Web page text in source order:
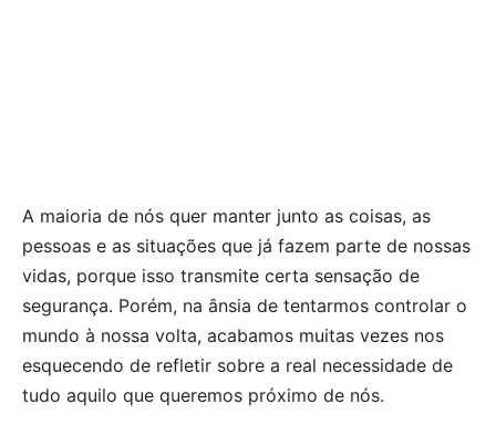
A maioria de nós quer manter junto as coisas, as
pessoas e as situações que já fazem parte de nossas
vidas, porque isso transmite certa sensação de
segurança. Porém, na ânsia de tentarmos controlar o
mundo à nossa volta, acabamos muitas vezes nos
esquecendo de refletir sobre a real necessidade de
tudo aquilo que queremos próximo de nós.